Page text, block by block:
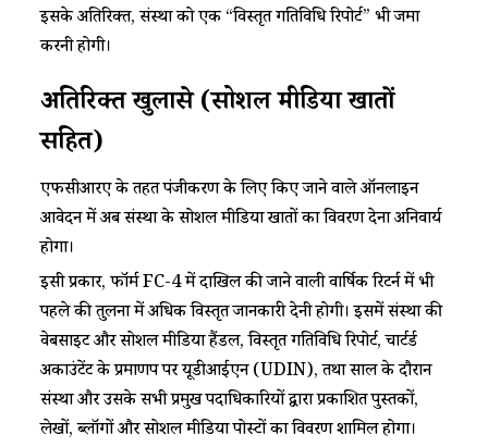
इसके अतिरिक्त, संस्था को एक “विस्तृत गतिविधि रिपोर्ट” भी जमा
करनी होगी।
अतिरिक्त खुलासे (सोशल मीडिया खातों
सहित)
एफसीआरए के तहत पंजीकरण के लिए किए जाने वाले ऑनलाइन
आवेदन में अब संस्था के सोशल मीडिया खातों का विवरण देना अनिवार्य
होगा।
इसी प्रकार, फॉर्म FC-4 में दाखिल की जाने वाली वार्षिक रिटर्न में भी
पहले की तुलना में अधिक विस्तृत जानकारी देनी होगी। इसमें संस्था की
वेबसाइट और सोशल मीडिया हैंडल, विस्तृत गतिविधि रिपोर्ट, चार्टर्ड
अकाउंटेंट के प्रमाणपत्र पर यूडीआईएन (UDIN), तथा साल के दौरान
संस्था और उसके सभी प्रमुख पदाधिकारियों द्वारा प्रकाशित पुस्तकों,
लेखों, ब्लॉगों और सोशल मीडिया पोस्टों का विवरण शामिल होगा।